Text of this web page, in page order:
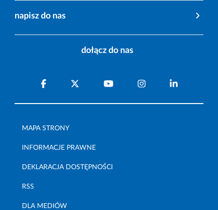
napisz do nas
dołącz do nas
MAPA STRONY
INFORMACJE PRAWNE
DEKLARACJA DOSTĘPNOŚCI
RSS
DLA MEDIÓW